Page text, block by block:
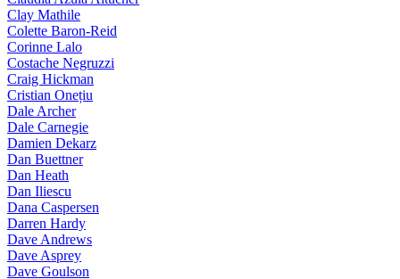
Clay Mathile
Colette Baron-Reid
Corinne Lalo
Costache Negruzzi
Craig Hickman
Cristian Onețiu
Dale Archer
Dale Carnegie
Damien Dekarz
Dan Buettner
Dan Heath
Dan Iliescu
Dana Caspersen
Darren Hardy
Dave Andrews
Dave Asprey
Dave Goulson